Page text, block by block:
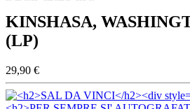
KINSHASA,
(LP)
29,90 €